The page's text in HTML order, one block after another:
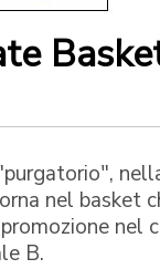
nel basket
nel
B.